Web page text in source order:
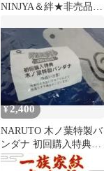
NINJYA＆絆★非売品ポ
¥2,400
NARUTO 木ノ葉特製バ
ンダナ 初回購入特典
非売品